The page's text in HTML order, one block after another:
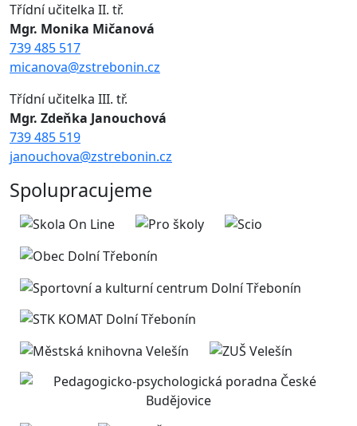
Třídní učitelka II. tř.
Mgr. Monika Mičanová
739 485 517
micanova@zstrebonin.cz
Třídní učitelka III. tř.
Mgr. Zdeňka Janouchová
739 485 519
janouchova@zstrebonin.cz
Spolupracujeme